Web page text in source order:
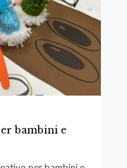
bambini e